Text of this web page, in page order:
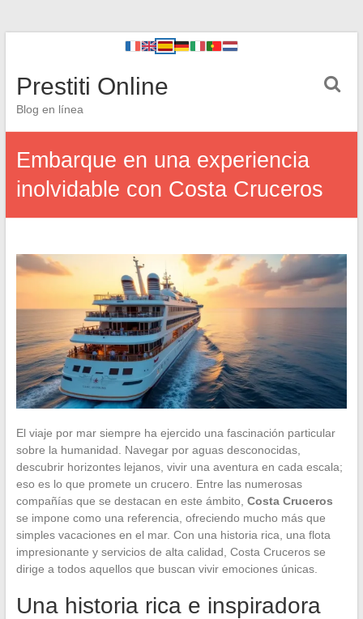
Prestiti Online
Blog en línea
Embarque en una experiencia
inolvidable con Costa Cruceros
El viaje por mar siempre ha ejercido una fascinación particular
sobre la humanidad. Navegar por aguas desconocidas,
descubrir horizontes lejanos, vivir una aventura en cada escala;
eso es lo que promete un crucero. Entre las numerosas
compañías que se destacan en este ámbito, Costa Cruceros
se impone como una referencia, ofreciendo mucho más que
simples vacaciones en el mar. Con una historia rica, una flota
impresionante y servicios de alta calidad, Costa Cruceros se
dirige a todos aquellos que buscan vivir emociones únicas.
Una historia rica e inspiradora